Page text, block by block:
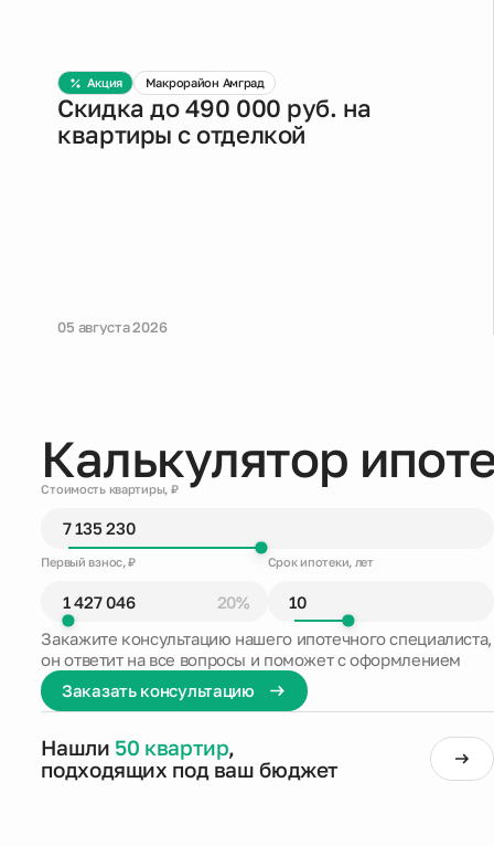
Акция Макрорайон Амград
Скидка до 490 000 руб. на
квартиры с отделкой
05 августа 2026
Калькулятор
Стоимость квартиры, ₽
Первый взнос, ₽
20%
Срок ипотеки, лет
Закажите консультацию нашего ипотечного специалиста,
он ответит на все вопросы и поможет с оформлением
Заказать консультацию
Нашли 50 квартир,
подходящих под ваш бюджет